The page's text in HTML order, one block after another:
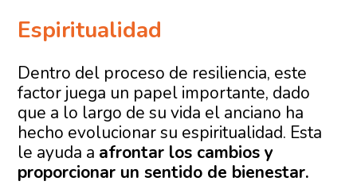
Espiritualidad
Dentro del proceso de resiliencia, este
factor juega un papel importante, dado
que a lo largo de su vida el anciano ha
hecho evolucionar su espiritualidad. Esta
le ayuda a afrontar los cambios y
proporcionar un sentido de bienestar.